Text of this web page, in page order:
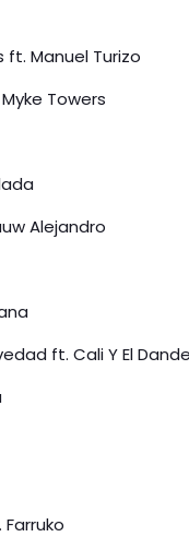
ft. Manuel Turizo
Towers
Alejandro
ft. Cali Y El